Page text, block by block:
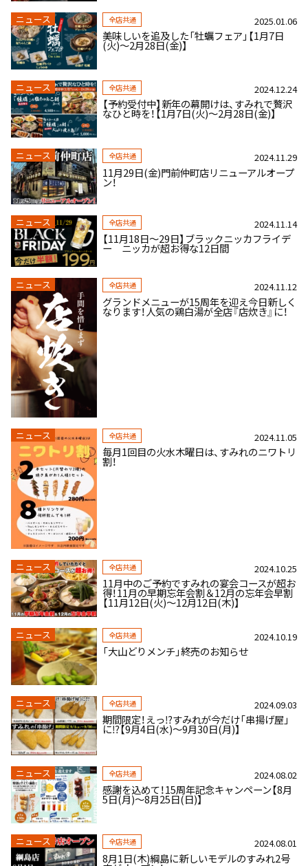
ニュース 全店共通 2025.01.06
美味しいを追及した「牡蠣フェア」【1月7日
(火)～2月28日(金)】
ニュース 全店共通 2024.12.24
【予約受付中】新年の幕開けは、すみれで贅沢
なひと時を！【1月7日(火)～2月28日(金)】
ニュース 全店共通 2024.11.29
11月29日(金)門前仲町店リニューアルオープ
ン！
ニュース 全店共通 2024.11.14
【11月18日～29日】ブラックニッカフライデ
ー ニッカが超お得な12日間
ニュース 全店共通 2024.11.12
グランドメニューが15周年を迎え今日新しく
なります！人気の鶏白湯が全店『店炊き』に！
ニュース 全店共通 2024.11.05
毎月1回目の火水木曜日は、すみれのニワトリ
割！
ニュース 全店共通 2024.10.25
11月中のご予約ですみれの宴会コースが超お
得！11月の早期忘年会割＆12月の忘年会早割
【11月12日(火)～12月12日(木)】
ニュース 全店共通 2024.10.19
「大山どりメンチ」終売のお知らせ
ニュース 全店共通 2024.09.03
期間限定！えっ⁉すみれが今だけ「串揚げ屋」
に⁉【9月4日(水)～9月30日(月)】
ニュース 全店共通 2024.08.02
感謝を込めて！15周年記念キャンペーン【8月
5日(月)～8月25日(日)】
ニュース 全店共通 2024.08.01
8月1日(木)綱島に新しいモデルのすみれ2号